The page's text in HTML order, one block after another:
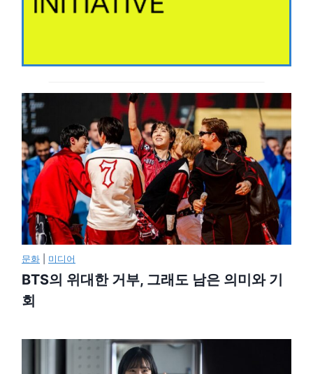
문화 미디어
BTS의 위대한 거부, 그래도 남은 의미와 기
회